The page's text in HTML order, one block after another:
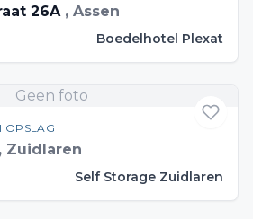
26A , Assen
Boedelhotel Plexat
Geen foto
OPSLAG
, Zuidlaren
Self Storage Zuidlaren